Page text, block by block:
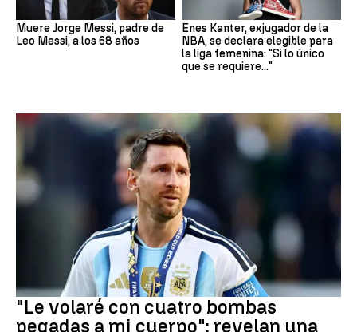
Muere Jorge Messi, padre de
Leo Messi, a los 68 años
Enes Kanter, exjugador de la
NBA, se declara elegible para
la liga femenina: "Si lo único
que se requiere..."
Mundial 2026
"Le volaré con cuatro bombas
pegadas a mi cuerpo": revelan una